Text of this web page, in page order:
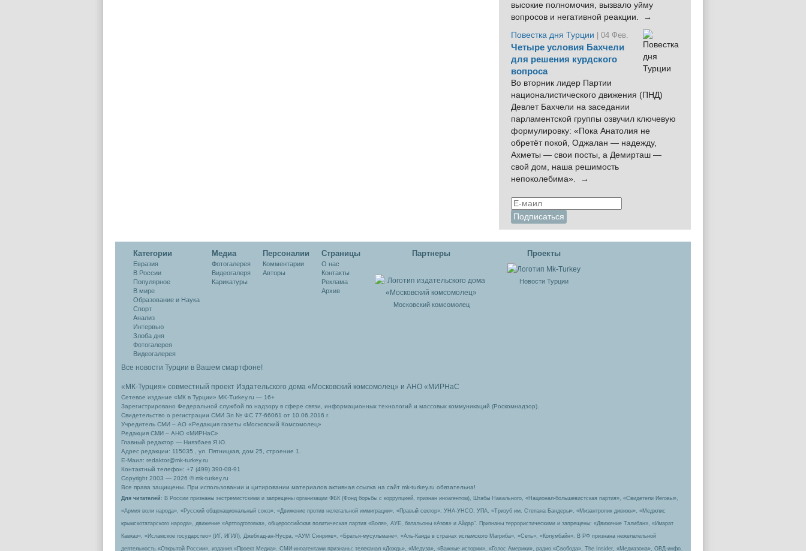
высокие полномочия, вызвало уйму
вопросов и негативной реакции. →
Повестка дня Турции
| 04 Фев.
Четыре условия Бахчели
для решения курдского
вопроса
Во вторник лидер Партии
националистического движения (ПНД)
Девлет Бахчели на заседании
парламентской группы озвучил ключевую
формулировку: «Пока Анатолия не
обретёт покой, Оджалан — надежду,
Ахметы — свои посты, а Демирташ —
свой дом, наша решимость
непоколебима». →
Категории
Евразия
В России
Популярное
В мире
Образование и Наука
Спорт
Анализ
Интервью
Злоба дня
Фотогалерея
Видеогалерея
Медиа
Фотогалерея
Видеогалеря
Карикатуры
Персоналии
Комментарии
Авторы
Cтраницы
О нас
Контакты
Реклама
Архив
Партнеры
Московский комсомолец
Проекты
Новости Турции
Все новости Турции в Вашем смартфоне!
«МК-Турция» совместный проект Издательского дома «Московский комсомолец» и АНО «МИРНаС
Сетевое издание «МК в Турции» MK-Turkey.ru — 16+
Зарегистрировано Федеральной службой по надзору в сфере связи, информационных технологий и массовых коммуникаций (Роскомнадзор).
Свидетельство о регистрации СМИ Эл № ФС 77-66061 от 10.06.2016 г.
Учредитель СМИ – АО «Редакция газеты «Московский Комсомолец»
Редакция СМИ – АНО «МИРНаС»
Главный редактор — Ниязбаев Я.Ю.
Адрес редакции: 115035 , ул. Пятницкая, дом 25, строение 1.
Е-Маил: redaktor@mk-turkey.ru
Контактный телефон: +7 (499) 390-08-91
Copyright 2003 — 2026 © mk-turkey.ru
Все права защищены. При использовании и цитировании материалов активная ссылка на сайт mk-turkey.ru обязательна!
Для читателей : В России признаны экстремистскими и запрещены организации ФБК (Фонд борьбы с коррупцией, признан иноагентом), Штабы Навального, «Национал-большевистская партия», «Свидетели Иеговы»,
«Армия воли народа», «Русский общенациональный союз», «Движение против нелегальной иммиграции», «Правый сектор», УНА-УНСО, УПА, «Тризуб им. Степана Бандеры», «Мизантропик дивижн», «Меджлис
крымскотатарского народа», движение «Артподготовка», общероссийская политическая партия «Воля», АУЕ, батальоны «Азов» и Айдар″. Признаны террористическими и запрещены: «Движение Талибан», «Имарат
Кавказ», «Исламское государство» (ИГ, ИГИЛ), Джебхад-ан-Нусра, «АУМ Синрике», «Братья-мусульмане», «Аль-Каида в странах исламского Магриба», «Сеть», «Колумбайн». В РФ признана нежелательной
деятельность «Открытой России», издания «Проект Медиа». СМИ-иноагентами признаны: телеканал «Дождь», «Медуза», «Важные истории», «Голос Америки», радио «Свобода», The Insider, «Медиазона», ОВД-инфо.